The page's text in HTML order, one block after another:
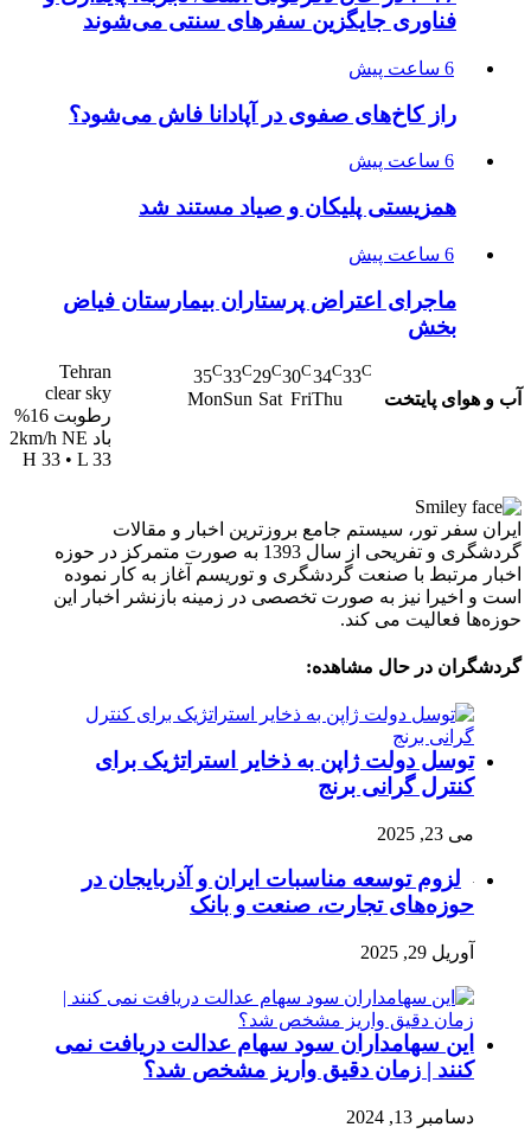
فناوری جایگزین سفرهای سنتی می‌شوند
6 ساعت پیش
راز کاخ‌های صفوی در آپادانا فاش می‌شود؟
6 ساعت پیش
همزیستی پلیکان و صیاد مستند شد
6 ساعت پیش
ماجرای اعتراض پرستاران بیمارستان فیاض
بخش
آب و هوای پایتخت
33C
Tehran
clear sky
رطوبت 16%
باد 2km/h NE
H 33 • L 33
34C
Thu
30C
Fri
29C
Sat
33C
Sun
35C
Mon
ایران سفر تور، سیستم جامع بروزترین اخبار و مقالات
گردشگری و تفریحی از سال 1393 به صورت متمرکز در حوزه
اخبار مرتبط با صنعت گردشگری و توریسم آغاز به کار نموده
است و اخیرا نیز به صورت تخصصی در زمینه بازنشر اخبار این
حوزه‌ها فعالیت می کند.
گردشگران در حال مشاهده:
توسل دولت ژاپن به ذخایر استراتژیک برای
کنترل گرانی برنج
می 23, 2025
لزوم توسعه مناسبات ایران و آذربایجان در
حوزه‌های تجارت، صنعت و بانک
آوریل 29, 2025
این سهامداران سود سهام عدالت دریافت نمی
کنند | زمان دقیق واریز مشخص شد؟
دسامبر 13, 2024